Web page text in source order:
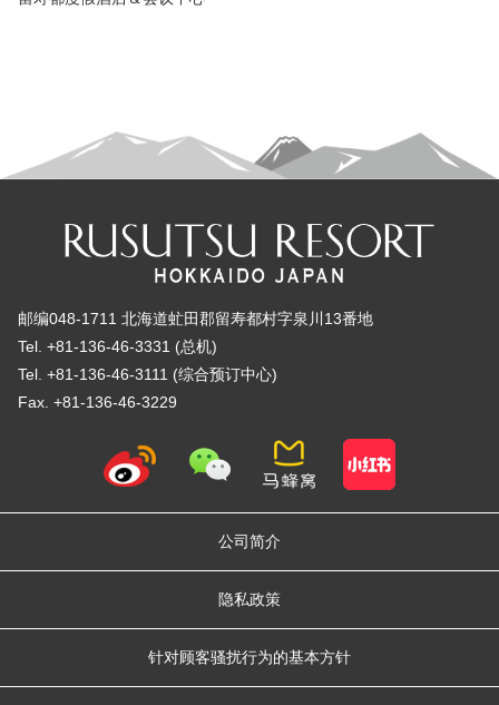
邮编048-1711 北海道虻田郡留寿都村字泉川13番地
Tel. +81-136-46-3331 (总机)
Tel. +81-136-46-3111 (综合预订中心)
Fax. +81-136-46-3229
公司简介
隐私政策
针对顾客骚扰行为的基本方针